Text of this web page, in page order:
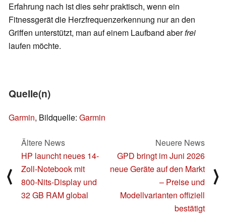
Erfahrung nach ist dies sehr praktisch, wenn ein
Fitnessgerät die Herzfrequenzerkennung nur an den
Griffen unterstützt, man auf einem Laufband aberfrei
laufen möchte.
Quelle(n)
Garmin, Bildquelle: Garmin
⟨
Ältere News
HP launcht neues 14-
Zoll-Notebook mit
800-Nits-Display und
32 GB RAM global
Neuere News
GPD bringt im Juni 2026
neue Geräte auf den Markt
– Preise und
Modellvarianten offiziell
bestätigt
⟩